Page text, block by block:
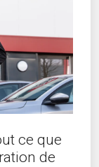
ce que
de